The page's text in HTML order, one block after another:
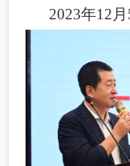
2023年12